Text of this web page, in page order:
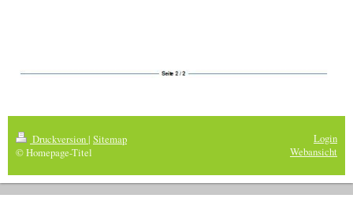
Druckversion| Sitemap
© Homepage-Titel
Login
Webansicht